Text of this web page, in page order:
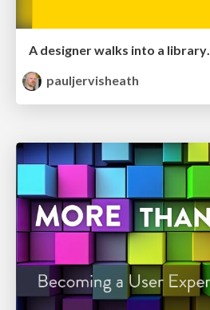
A designer walks into a library…
pauljervisheath